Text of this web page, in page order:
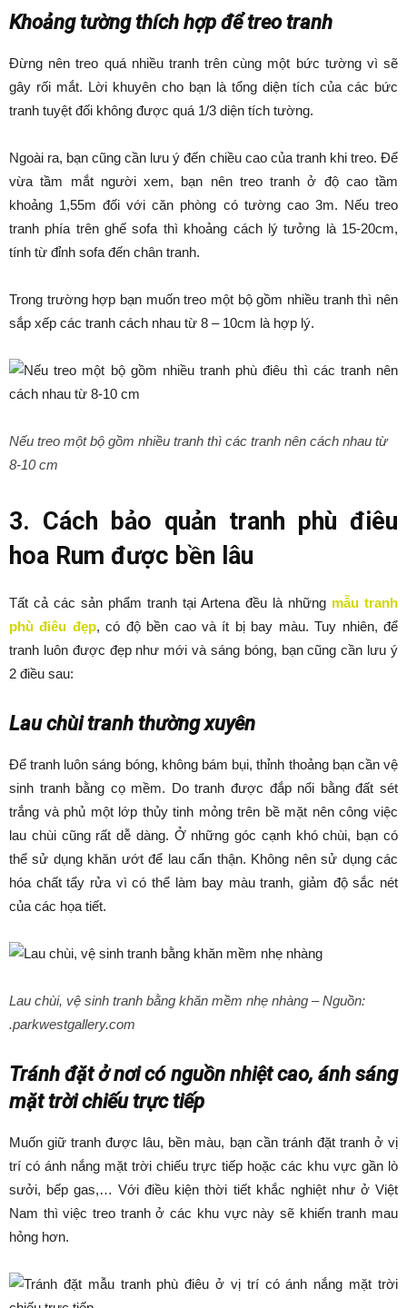
Khoảng tường thích hợp để treo tranh
Đừng nên treo quá nhiều tranh trên cùng một bức tường vì sẽ
gây rối mắt. Lời khuyên cho bạn là tổng diện tích của các bức
tranh tuyệt đối không được quá 1/3 diện tích tường.
Ngoài ra, bạn cũng cần lưu ý đến chiều cao của tranh khi treo. Để
vừa tầm mắt người xem, bạn nên treo tranh ở độ cao tầm
khoảng 1,55m đối với căn phòng có tường cao 3m. Nếu treo
tranh phía trên ghế sofa thì khoảng cách lý tưởng là 15-20cm,
tính từ đỉnh sofa đến chân tranh.
Trong trường hợp bạn muốn treo một bộ gồm nhiều tranh thì nên
sắp xếp các tranh cách nhau từ 8 – 10cm là hợp lý.
Nếu treo một bộ gồm nhiều tranh thì các tranh nên cách nhau từ
8-10 cm
3. Cách bảo quản tranh phù điêu
hoa Rum được bền lâu
Tất cả các sản phẩm tranh tại Artena đều là những mẫu tranh
phù điêu đẹp, có độ bền cao và ít bị bay màu. Tuy nhiên, để
tranh luôn được đẹp như mới và sáng bóng, bạn cũng cần lưu ý
2 điều sau:
Lau chùi tranh thường xuyên
Để tranh luôn sáng bóng, không bám bụi, thỉnh thoảng bạn cần vệ
sinh tranh bằng cọ mềm. Do tranh được đắp nổi bằng đất sét
trắng và phủ một lớp thủy tinh mỏng trên bề mặt nên công việc
lau chùi cũng rất dễ dàng. Ở những góc cạnh khó chùi, bạn có
thể sử dụng khăn ướt để lau cẩn thận. Không nên sử dụng các
hóa chất tẩy rửa vì có thể làm bay màu tranh, giảm độ sắc nét
của các họa tiết.
Lau chùi, vệ sinh tranh bằng khăn mềm nhẹ nhàng –Nguồn:
.parkwestgallery.com
Tránh đặt ở nơi có nguồn nhiệt cao, ánh sáng
mặt trời chiếu trực tiếp
Muốn giữ tranh được lâu, bền màu, bạn cần tránh đặt tranh ở vị
trí có ánh nắng mặt trời chiếu trực tiếp hoặc các khu vực gần lò
sưởi, bếp gas,… Với điều kiện thời tiết khắc nghiệt như ở Việt
Nam thì việc treo tranh ở các khu vực này sẽ khiến tranh mau
hỏng hơn.